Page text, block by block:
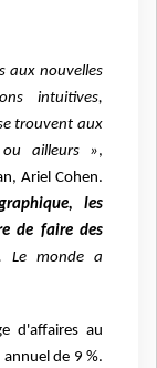
aux nouvelles
intuitives,
trouvent aux
ou ailleurs »,
Ariel Cohen.
les
de faire des
Le monde a
d'affaires au
de 9 %.